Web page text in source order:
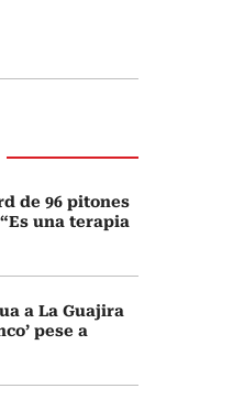
de 96 pitones
una terapia
a La Guajira
pese a